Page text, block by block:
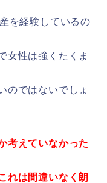
を経験しているの
女性は強くたくま
のではないでしょ
考えていなかった
れは間違いなく朗